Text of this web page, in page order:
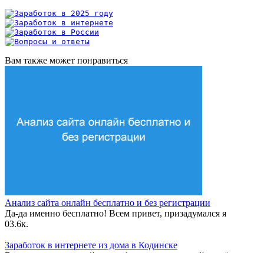
Вам также может понравиться
Анализ сайта онлайн бесплатно и без регистрации
Да-да именно бесплатно! Всем привет, призадумался я
03.6к.
Заработок в интернете из дома в Кодинске